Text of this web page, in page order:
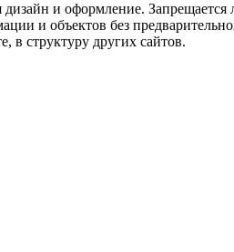
и оформление.
и объектов без
в структуру других сайтов.